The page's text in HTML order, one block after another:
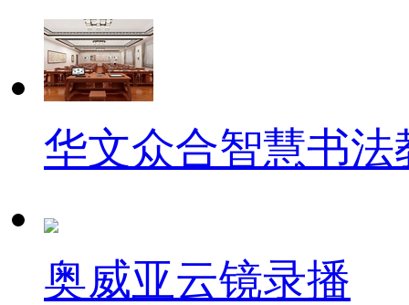
华文众合智慧书法
奥威亚云镜录播